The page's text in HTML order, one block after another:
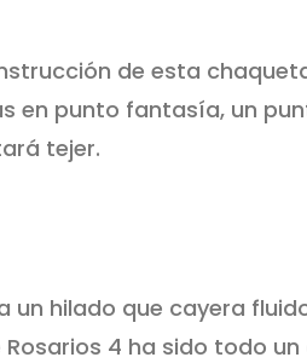
de esta
en punto fantasía, un
tejer.
hilado que cayera
4 ha sido todo